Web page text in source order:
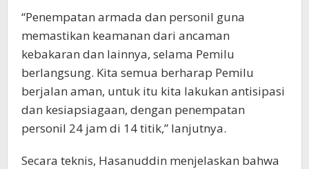
“Penempatan armada dan personil guna
memastikan keamanan dari ancaman
kebakaran dan lainnya, selama Pemilu
berlangsung. Kita semua berharap Pemilu
berjalan aman, untuk itu kita lakukan antisipasi
dan kesiapsiagaan, dengan penempatan
personil 24 jam di 14 titik,” lanjutnya.
Secara teknis, Hasanuddin menjelaskan bahwa